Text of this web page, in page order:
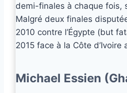
demi-finales à chaque fois,
Malgré deux finales
2010 contre l’Égypte (but
2015 face à la Côte d’Ivoire
Michael Essien